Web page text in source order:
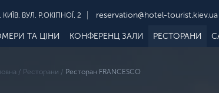
КИЇВ. ВУЛ. Р.ОКІПНОЇ, 2 reservation@hotel-tourist.kiev.ua
ТА ЦІНИ КОНФЕРЕНЦ ЗАЛИ РЕСТОРАНИ
/ Ресторани / Ресторан FRANCESCO